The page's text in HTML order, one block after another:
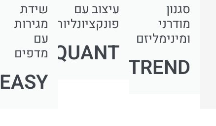
סגנון
מודרני
ומינימליזם
TREND
עיצוב עם
פונקציונליות
QUANT
שידת
מגירות
עם
מדפים
EASY